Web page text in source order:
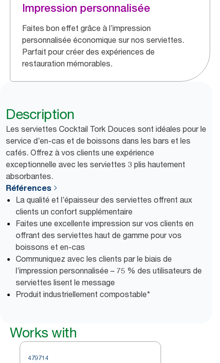
Impression personnalisée
Faites bon effet grâce à l’impression
personnalisée économique sur nos serviettes.
Parfait pour créer des expériences de
restauration mémorables.
Description
Les serviettes Cocktail Tork Douces sont idéales pour le
service d’en-cas et de boissons dans les bars et les
cafés. Offrez à vos clients une expérience
exceptionnelle avec les serviettes 3 plis hautement
absorbantes.
Références
La qualité et l’épaisseur des serviettes offrent aux
clients un confort supplémentaire
Faites une excellente impression sur vos clients en
offrant des serviettes haut de gamme pour vos
boissons et en-cas
Communiquez avec les clients par le biais de
l’impression personnalisée – 75 % des utilisateurs de
serviettes lisent le message
Produit industriellement compostable*
Works with
479714